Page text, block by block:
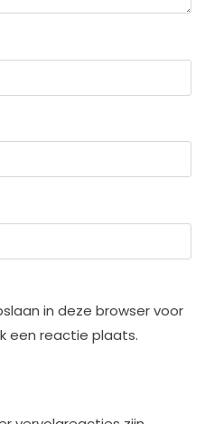
in deze browser voor
een reactie plaats.